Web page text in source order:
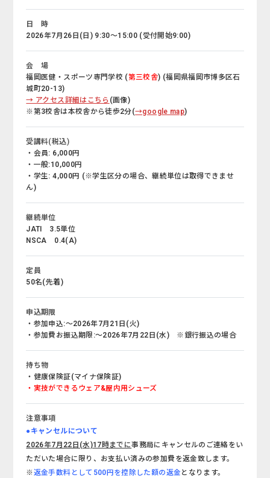
日 時
2026年7月26日(日) 9:30～15:00 (受付開始9:00)
会 場
福岡医健・スポーツ専門学校 (第三校舎) (福岡県福岡市博多区石
城町20-13)
→ アクセス詳細はこちら (画像)
※第3校舎は本校舎から徒歩2分(→google map)
受講料(税込)
・会員: 6,000円
・一般:10,000円
・学生: 4,000円 (※学生区分の場合、継続単位は取得できませ
ん)
継続単位
JATI 3.5単位
NSCA 0.4(A)
定員
50名(先着)
申込期限
・参加申込:～2026年7月21日(火)
・参加費お振込期限:～2026年7月22日(水) ※銀行振込の場合
持ち物
・健康保険証(マイナ保険証)
・実技ができるウェア&屋内用シューズ
注意事項
●キャンセルについて
2026年7月22日(水)17時までに事務局にキャンセルのご連絡をい
ただいた場合に限り、お支払い済みの参加費を返金致します。
※返金手数料として500円を控除した額の返金 となります。